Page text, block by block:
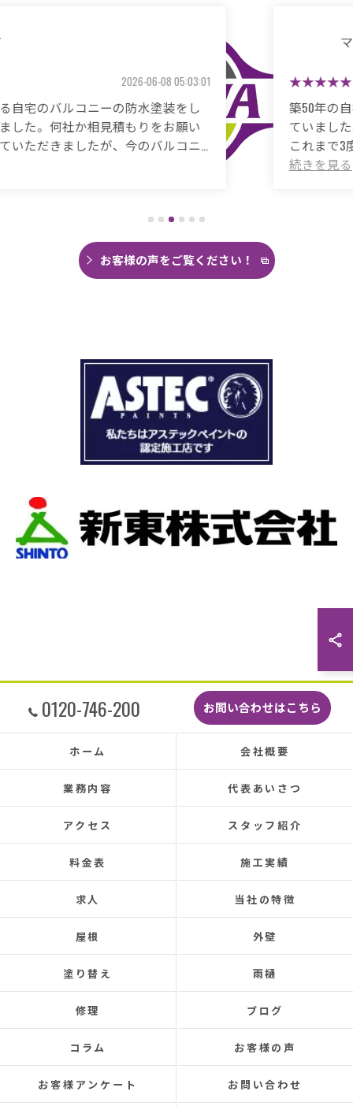
2026-05-26 06:48:59
築50年の自宅、20年程前から雨漏りに悩まされ
ていました。
これまで3度天井から雨漏りしてその都度雨漏り
箇所は修繕してもらいましたがスッキリ直った
がなく雨の日は憂鬱で仕方ありませんでした。
今回は絶対に原因を特定して修繕してほしいと
思い毎日口コミを見て井澤産業さんにたどり着
くことができました。
瓦の劣化がだいぶ進んでいて所々でヒビや1箇所
穴が空いているのもわりました。
本当は屋根全部を変えたいところでしたが、こ
の先10数年で住み替え予定なので瓦の差し替え
をお願いしました。
作業です。
当初夕方４時頃終了予定が、家にあった予備の
瓦まで使って瓦を差し替えてもらったので薄暗
くなるまで頑張っていただき頭の下がる思いで
しっかり直していただいたのでその後雨漏りも
もちろんなく、先日はかなりのドシャ降りでし
たがポツポツ音も一切ありませんでした。
本当に井澤さんにお願いしてよかったです、ま
た皆さまとても感じの良い方ばかりで安心して
お任せできました。
あと口コミを書いてくださった皆さまのおかげ
で井澤産業さんを知ることができました。
この場をお借りして感謝いたします。
この度は本当にありがとうございました。
今後ともよろしくお願いします！ (Translated by
Google) My 50-year-old house has been plagued by roof
leaks for about 20 years.
Three times so far, the ceiling has leaked, and although
the leaks were repaired each time, the problem was
never completely fixed.
Even after repairs, the dripping sound would reappear
elsewhere, making rainy days incredibly depressing.
This time, I was determined to have the cause identified
and repaired, so I searched online reviews daily and
finally found Izawa Sangyo.
From the initial estimate, it was completely different
お客様の声をご覧ください！
0120-746-200 お問い合わせはこちら
ホーム 会社概要
業務内容 代表あいさつ
アクセス スタッフ紹介
料金表 施工実績
求人 当社の特徴
屋根 外壁
塗り替え 雨樋
修理 ブログ
コラム お客様の声
お客様アンケート お問い合わせ